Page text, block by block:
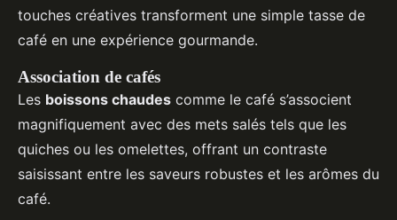
touches créatives transforment une simple tasse de
café en une expérience gourmande.
Association de cafés
Les boissons chaudes comme le café s’associent
magnifiquement avec des mets salés tels que les
quiches ou les omelettes, offrant un contraste
saisissant entre les saveurs robustes et les arômes du
café.